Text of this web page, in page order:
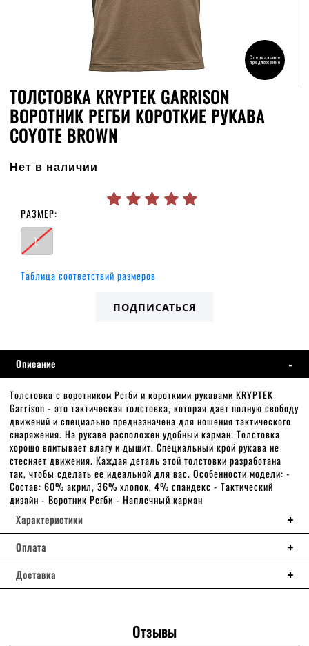
Специальное
предложение
ТОЛСТОВКА KRYPTEK GARRISON
ВОРОТНИК РЕГБИ КОРОТКИЕ РУКАВА
COYOTE BROWN
Нет в наличии
РАЗМЕР:
L
Таблица соответствий размеров
ПОДПИСАТЬСЯ
Описание
Толстовка с воротником Регби и короткими рукавами KRYPTEK
Garrison - это тактическая толстовка, которая дает полную свободу
движений и специально предназначена для ношения тактического
снаряжения. На рукаве расположен удобный карман. Толстовка
хорошо впитывает влагу и дышит. Специальный крой рукава не
стесняет движения. Каждая деталь этой толстовки разработана
так, чтобы сделать ее идеальной для вас. Особенности модели: -
Состав: 60% акрил, 36% хлопок, 4% спандекс - Тактический
дизайн - Воротник Регби - Наплечный карман
Характеристики
Оплата
Доставка
Отзывы